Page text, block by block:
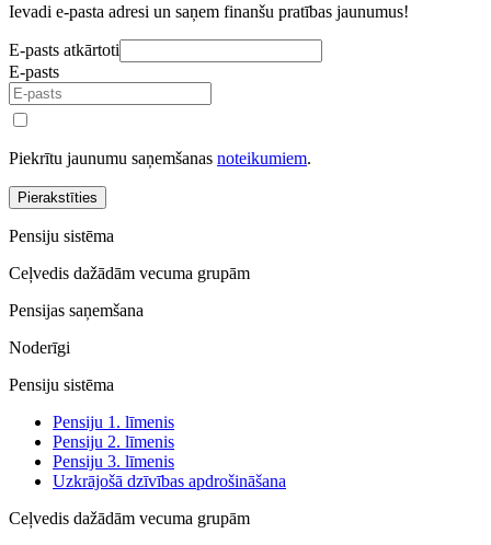
Ievadi e-pasta adresi un saņem finanšu pratības jaunumus!
E-pasts atkārtoti
E-pasts
Piekrītu jaunumu saņemšanas noteikumiem.
Pierakstīties
Pensiju sistēma
Ceļvedis dažādām vecuma grupām
Pensijas saņemšana
Noderīgi
Pensiju sistēma
Pensiju 1. līmenis
Pensiju 2. līmenis
Pensiju 3. līmenis
Uzkrājošā dzīvības apdrošināšana
Ceļvedis dažādām vecuma grupām